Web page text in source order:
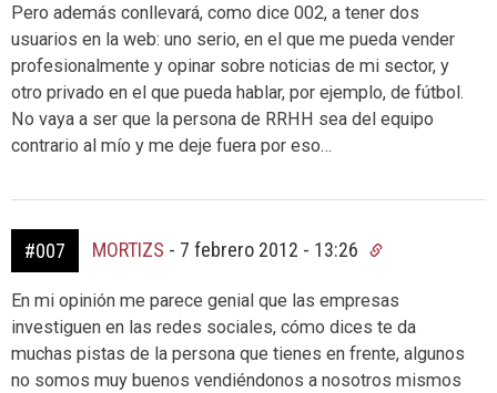
Pero además conllevará, como dice 002, a tener dos
usuarios en la web: uno serio, en el que me pueda vender
profesionalmente y opinar sobre noticias de mi sector, y
otro privado en el que pueda hablar, por ejemplo, de fútbol.
No vaya a ser que la persona de RRHH sea del equipo
contrario al mío y me deje fuera por eso…
#007 MORTIZS - 7 febrero 2012 - 13:26
En mi opinión me parece genial que las empresas
investiguen en las redes sociales, cómo dices te da
muchas pistas de la persona que tienes en frente, algunos
no somos muy buenos vendiéndonos a nosotros mismos